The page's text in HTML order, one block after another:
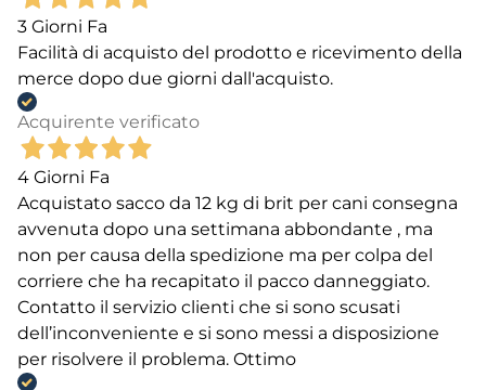
3 Giorni Fa
Facilità di acquisto del prodotto e ricevimento della
merce dopo due giorni dall'acquisto.
Acquirente verificato
4 Giorni Fa
Acquistato sacco da 12 kg di brit per cani consegna
avvenuta dopo una settimana abbondante , ma
non per causa della spedizione ma per colpa del
corriere che ha recapitato il pacco danneggiato.
Contatto il servizio clienti che si sono scusati
dell’inconveniente e si sono messi a disposizione
per risolvere il problema. Ottimo